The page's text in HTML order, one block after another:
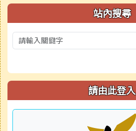
右邊區域內容 站內搜尋
請由此登入